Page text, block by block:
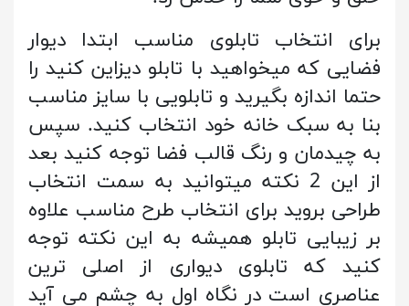
برای انتخاب تابلوی مناسب ابتدا دیوار
فضایی که میخواهید با تابلو دیزاین کنید را
حتما اندازه بگیرید و تابلویی با سایز مناسب
بنا به سبک خانه خود انتخاب کنید. سپس
به چیدمان و رنگ قالب فضا توجه کنید بعد
از این 2 نکته میتوانید به سمت انتخاب
طراحی بروید برای انتخاب طرح مناسب علاوه
بر زیبایی تابلو همیشه به این نکته توجه
کنید که تابلوی دیواری از اصلی ترین
عناصری است در نگاه اول به چشم می آید